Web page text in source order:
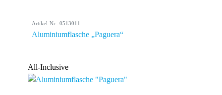
Artikel-Nr.: 0513011
Aluminiumflasche „Paguera“
All-Inclusive